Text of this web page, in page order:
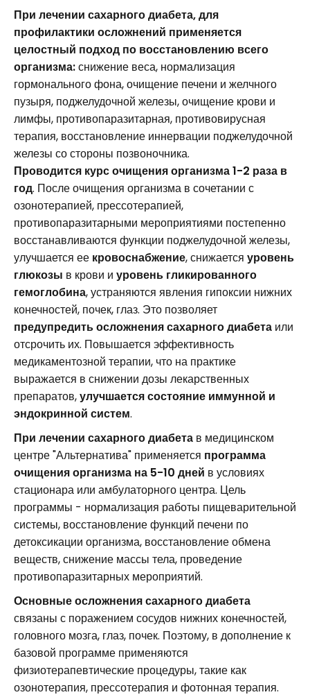
При лечении сахарного диабета, для
профилактики осложнений применяется
целостный подход по восстановлению всего
организма:снижение веса, нормализация
гормонального фона, очищение печени и желчного
пузыря, поджелудочной железы, очищение крови и
лимфы, противопаразитарная, противовирусная
терапия, восстановление иннервации поджелудочной
железы со стороны позвоночника.
Проводится курс очищения организма 1-2 раза в
год. После очищения организма в сочетании с
озонотерапией, прессотерапией,
противопаразитарными мероприятиями постепенно
восстанавливаются функции поджелудочной железы,
улучшается ее кровоснабжение, снижается уровень
глюкозы в крови и уровень гликированного
гемоглобина, устраняются явления гипоксии нижних
конечностей, почек, глаз. Это позволяет
предупредить осложнения сахарного диабета или
отсрочить их. Повышается эффективность
медикаментозной терапии, что на практике
выражается в снижении дозы лекарственных
препаратов,улучшается состояние иммунной и
эндокринной систем.
При лечении сахарного диабета в медицинском
центре "Альтернатива" применяется программа
очищения организма на 5-10 дней в условиях
стационара или амбулаторного центра. Цель
программы - нормализация работы пищеварительной
системы, восстановление функций печени по
детоксикации организма, восстановление обмена
веществ, снижение массы тела, проведение
противопаразитарных мероприятий.
Основные осложнения сахарного диабета
связаны с поражением сосудов нижних конечностей,
головного мозга, глаз, почек. Поэтому, в дополнение к
базовой программе применяются
физиотерапевтические процедуры, такие как
озонотерапия, прессотерапия и фотонная терапия.